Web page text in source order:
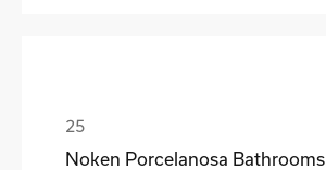
Noken Porcelanosa Bathrooms